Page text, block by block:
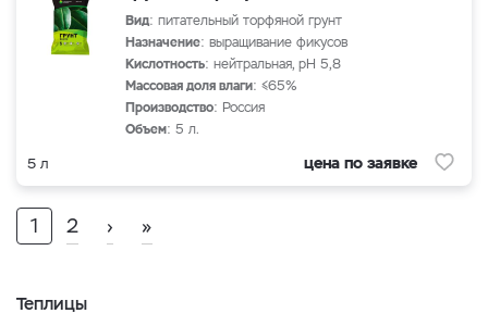
Вид: питательный торфяной грунт
Назначение: выращивание фикусов
Кислотность: нейтральная, рН 5,8
Массовая доля влаги: ≤65%
Производство: Россия
Объем: 5 л.
5 л цена по заявке
1 2 › »
Теплицы